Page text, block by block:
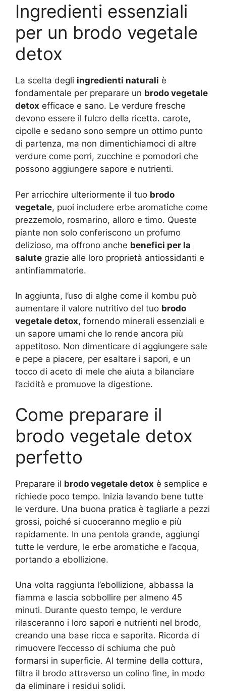
Ingredienti essenziali
per un brodo vegetale
detox
La scelta degli ingredienti naturali è
fondamentale per preparare un brodo vegetale
detox efficace e sano. Le verdure fresche
devono essere il fulcro della ricetta. carote,
cipolle e sedano sono sempre un ottimo punto
di partenza, ma non dimentichiamoci di altre
verdure come porri, zucchine e pomodori che
possono aggiungere sapore e nutrienti.
Per arricchire ulteriormente il tuo brodo
vegetale, puoi includere erbe aromatiche come
prezzemolo, rosmarino, alloro e timo. Queste
piante non solo conferiscono un profumo
delizioso, ma offrono anche benefici per la
salute grazie alle loro proprietà antiossidanti e
antinfiammatorie.
In aggiunta, l’uso di alghe come il kombu può
aumentare il valore nutritivo del tuo brodo
vegetale detox, fornendo minerali essenziali e
un sapore umami che lo rende ancora più
appetitoso. Non dimenticare di aggiungere sale
e pepe a piacere, per esaltare i sapori, e un
tocco di aceto di mele che aiuta a bilanciare
l’acidità e promuove la digestione.
Come preparare il
brodo vegetale detox
perfetto
Preparare il brodo vegetale detox è semplice e
richiede poco tempo. Inizia lavando bene tutte
le verdure. Una buona pratica è tagliarle a pezzi
grossi, poiché si cuoceranno meglio e più
rapidamente. In una pentola grande, aggiungi
tutte le verdure, le erbe aromatiche e l’acqua,
portando a ebollizione.
Una volta raggiunta l’ebollizione, abbassa la
fiamma e lascia sobbollire per almeno 45
minuti. Durante questo tempo, le verdure
rilasceranno i loro sapori e nutrienti nel brodo,
creando una base ricca e saporita. Ricorda di
rimuovere l’eccesso di schiuma che può
formarsi in superficie. Al termine della cottura,
filtra il brodo attraverso un colino fine, in modo
da eliminare i residui solidi.